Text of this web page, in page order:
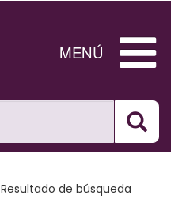
MENÚ
Resultado de búsqueda